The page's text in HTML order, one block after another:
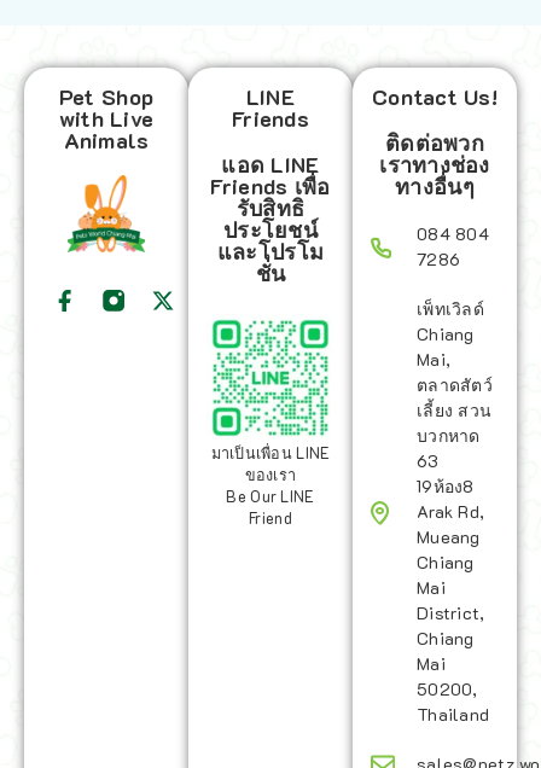
Pet Shop
with Live
Animals
LINE
Friends
แอด LINE
Friends เพื่อ
รับสิทธิ
ประโยชน์
และโปรโม
ชั่น
มาเป็นเพื่อน LINE
ของเรา
Be Our LINE
Friend
Contact Us!
ติดต่อพวก
เราทางช่อง
ทางอื่นๆ
084 804
7286
เพ็ทเวิลด์
Chiang
Mai,
ตลาดสัตว์
เลี้ยง สวน
บวกหาด
63
19ห้อง8
Arak Rd,
Mueang
Chiang
Mai
District,
Chiang
Mai
50200,
Thailand